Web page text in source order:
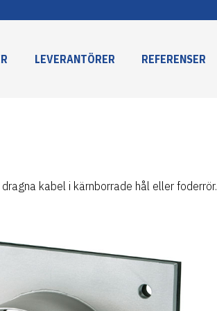
LEVERANTÖRER REFERENSER
kabel i kärnborrade hål eller foderrör.